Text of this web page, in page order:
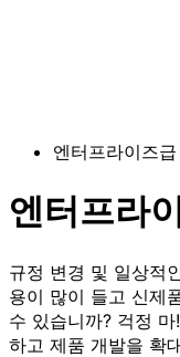
엔터프라이즈
엔터프라
규정 변경 및 일상적
용이 많이 들고 신제
수 있습니까? 걱정
하고 제품 개발을 확